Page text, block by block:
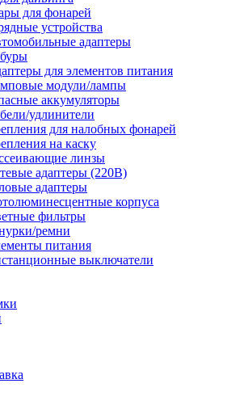
для фонарей
устройства
адаптеры
для элементов питания
модули/лампы
аккумуляторы
удлинители
для налобных фонарей
на каску
линзы
адаптеры (220В)
адаптеры
корпуса
фильтры
ремни
питания
выключатели